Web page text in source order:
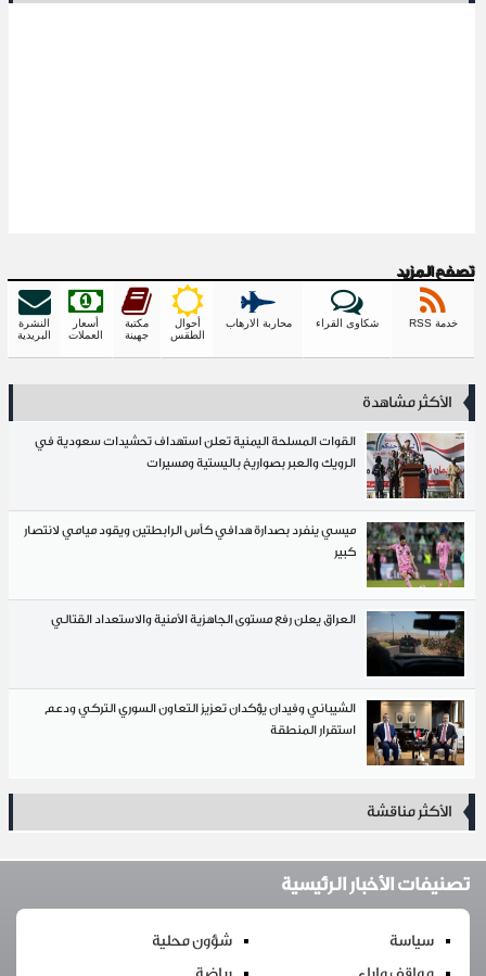
تصفح المزيد
خدمة RSS شكاوى القراء محاربة الارهاب
أحوال
الطقس
مكتبة
جهينة
أسعار
العملات
النشرة
البريدية
الأكثر مشاهدة
القوات المسلحة اليمنية تعلن استهداف تحشيدات سعودية في
الرويك والعبر بصواريخ باليستية ومسيرات
ميسي ينفرد بصدارة هدافي كأس الرابطتين ويقود ميامي لانتصار
كبير
العراق يعلن رفع مستوى الجاهزية الأمنية والاستعداد القتالي
الشيباني وفيدان يؤكدان تعزيز التعاون السوري التركي ودعم
استقرار المنطقة
الأكثر مناقشة
تصنيفات الأخبار الرئيسية
سياسة
شؤون محلية